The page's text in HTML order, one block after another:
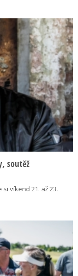
soutěž
víkend 21. až 23.